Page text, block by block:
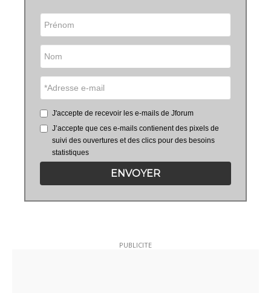
J'accepte de recevoir les e-mails de Jforum
J’accepte que ces e-mails contienent des pixels de
suivi des ouvertures et des clics pour des besoins
statistiques
ENVOYER